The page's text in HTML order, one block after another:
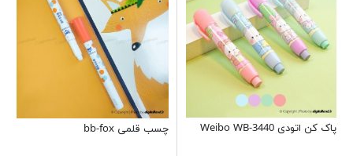
پاک کن اتودی Weibo WB-3440 چسب قلمی bb-fox